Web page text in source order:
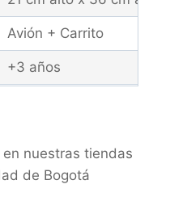
Avión + Carrito
+3 años
nuestras tiendas
de Bogotá